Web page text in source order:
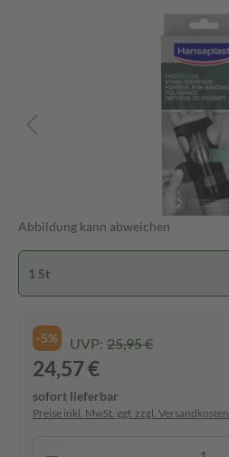
Abbildung kann abweichen
1 St
-5% UVP: 25,95 €
24,57 €
sofort lieferbar
Preise inkl. MwSt. ggf. zzgl. Versandkosten